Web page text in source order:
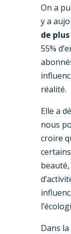
On a
y a
de
55%
réalité.
Elle a
nous
croire
Dans